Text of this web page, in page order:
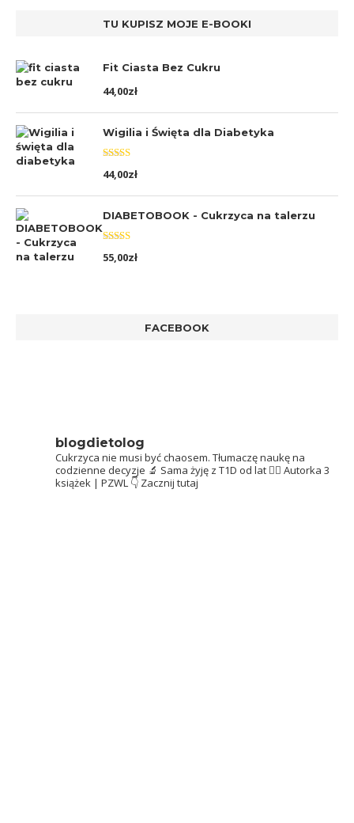
TU KUPISZ MOJE E-BOOKI
Fit Ciasta Bez Cukru
44,00zł
Wigilia i Święta dla Diabetyka
Oceniono
5.00na 5
44,00zł
DIABETOBOOK - Cukrzyca na talerzu
Oceniono
5.00na 5
55,00zł
FACEBOOK
blogdietolog
Cukrzyca nie musi być chaosem. Tłumaczę naukę na
codzienne decyzje 🔬 Sama żyję z T1D od lat 👩‍⚕️ Autorka 3
książek | PZWL 👇 Zacznij tutaj